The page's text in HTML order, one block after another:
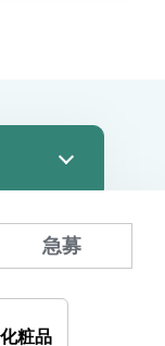
急募
粧品